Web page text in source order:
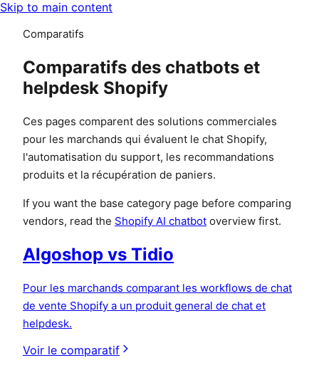
Skip to main content
Comparatifs
Comparatifs des chatbots et
helpdesk Shopify
Ces pages comparent des solutions commerciales
pour les marchands qui évaluent le chat Shopify,
l'automatisation du support, les recommandations
produits et la récupération de paniers.
If you want the base category page before comparing
vendors, read the Shopify AI chatbot overview first.
Algoshop vs Tidio
Pour les marchands comparant les workflows de chat
de vente Shopify a un produit general de chat et
helpdesk.
Voir le comparatif